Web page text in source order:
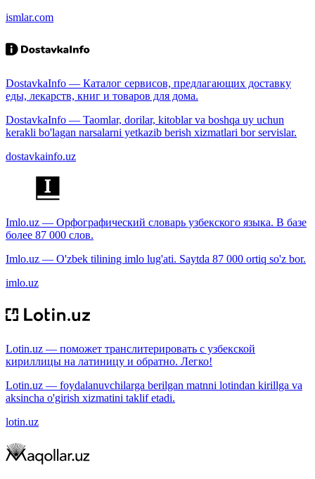
ismlar.com
DostavkaInfo — Каталог сервисов, предлагающих доставку
еды, лекарств, книг и товаров для дома.
DostavkaInfo — Taomlar, dorilar, kitoblar va boshqa uy uchun
kerakli bo'lagan narsalarni yetkazib berish xizmatlari bor servislar.
dostavkainfo.uz
Imlo.uz — Орфографический словарь узбекского языка. В базе
более 87 000 слов.
Imlo.uz — O'zbek tilining imlo lug'ati. Saytda 87 000 ortiq so'z bor.
imlo.uz
Lotin.uz — поможет транслитерировать с узбекской
кириллицы на латиницу и обратно. Легко!
Lotin.uz — foydalanuvchilarga berilgan matnni lotindan kirillga va
aksincha o'girish xizmatini taklif etadi.
lotin.uz